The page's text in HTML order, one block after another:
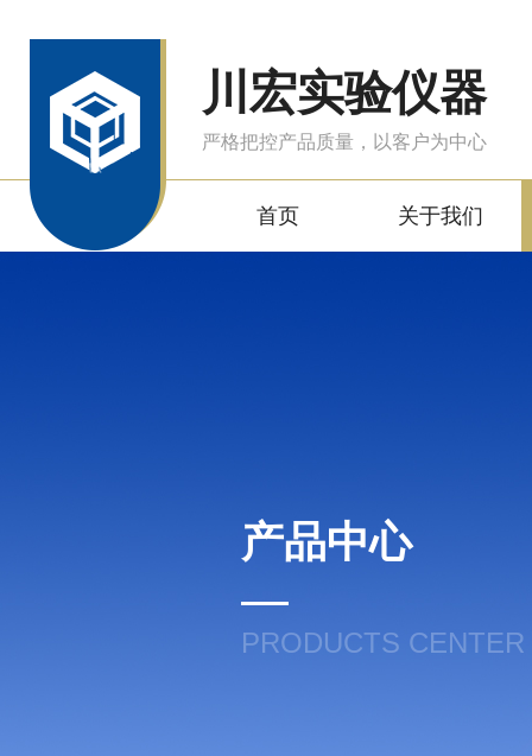
川宏实验仪器
严格把控产品质量，以客户为中心
首页 关于我们
产品中心
PRODUCTS CENTER